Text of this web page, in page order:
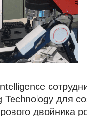
Technology для
двойника